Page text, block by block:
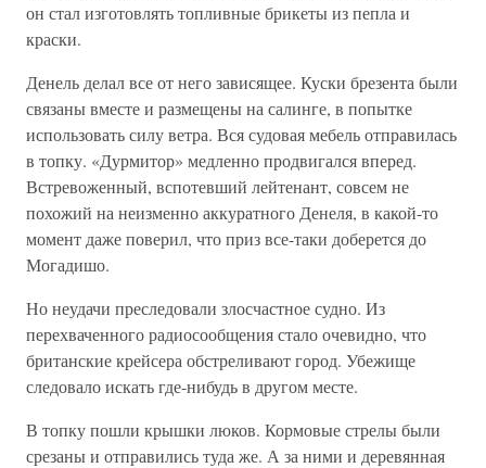
он стал изготовлять топливные брикеты из пепла и
краски.
Денель делал все от него зависящее. Куски брезента были
связаны вместе и размещены на салинге, в попытке
использовать силу ветра. Вся судовая мебель отправилась
в топку. «Дурмитор» медленно продвигался вперед.
Встревоженный, вспотевший лейтенант, совсем не
похожий на неизменно аккуратного Денеля, в какой-то
момент даже поверил, что приз все-таки доберется до
Могадишо.
Но неудачи преследовали злосчастное судно. Из
перехваченного радиосообщения стало очевидно, что
британские крейсера обстреливают город. Убежище
следовало искать где-нибудь в другом месте.
В топку пошли крышки люков. Кормовые стрелы были
срезаны и отправились туда же. А за ними и деревянная